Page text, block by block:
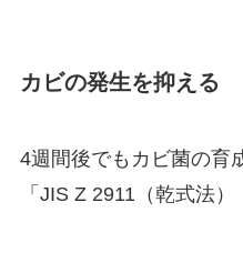
カビの発生を抑える
4週間後でもカビ菌の育
「JIS Z 2911（乾式法）